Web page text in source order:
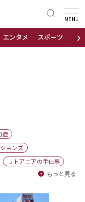
›
エンタメ スポーツ 地域
MENU
症
ョンズ
リトアニアの手仕事
もっと見る